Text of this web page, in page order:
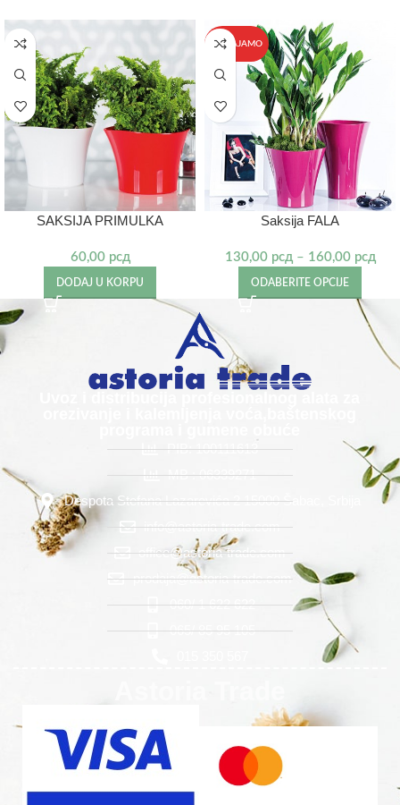
SAKSIJA PRIMULKA
60,00 рсд
DODAJ U KORPU
IZDVAJAMO
Saksija FALA
130,00 рсд – 160,00 рсд
ODABERITE OPCIJE
PIB: 100111613
MB : 06339271
Despota Stefana Lazarevića 2 15000 Šabac, Srbija
info@astoria-trade.com
office@astoria-trade.com
prodaja@astoria-trade.com
060/ 1 622 622
065/ 85 95 105